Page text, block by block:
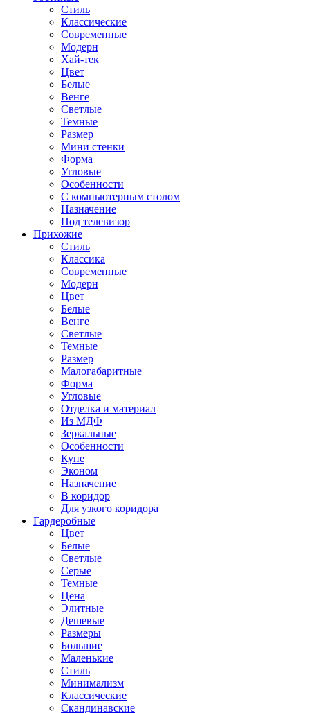
Стиль
Классические
Современные
Модерн
Хай-тек
Цвет
Белые
Венге
Светлые
Темные
Размер
Мини стенки
Форма
Угловые
Особенности
С компьютерным столом
Назначение
Под телевизор
Прихожие
Стиль
Классика
Современные
Модерн
Цвет
Белые
Венге
Светлые
Темные
Размер
Малогабаритные
Форма
Угловые
Отделка и материал
Из МДФ
Зеркальные
Особенности
Купе
Эконом
Назначение
В коридор
Для узкого коридора
Гардеробные
Цвет
Белые
Светлые
Серые
Темные
Цена
Элитные
Дешевые
Размеры
Большие
Маленькие
Стиль
Минимализм
Классические
Скандинавские